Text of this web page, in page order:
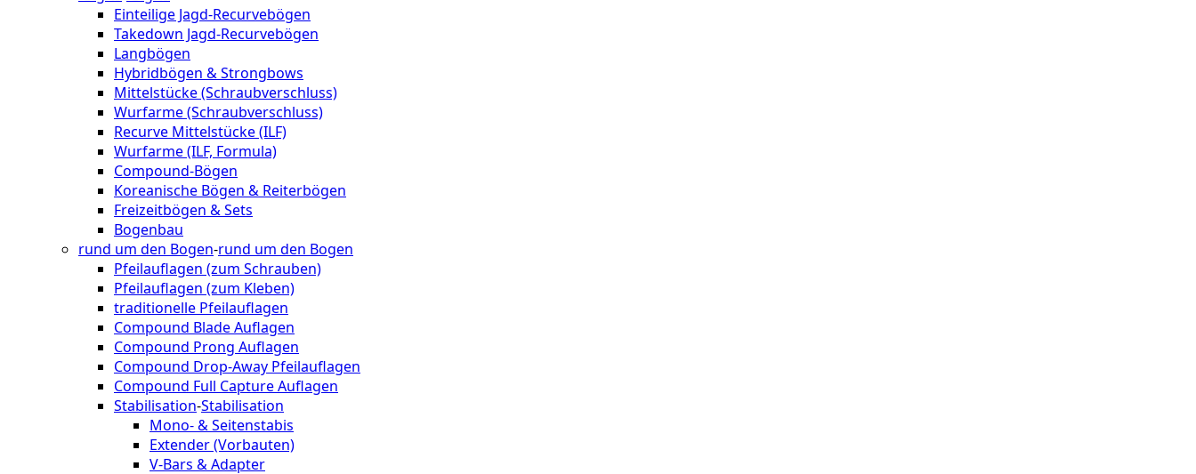
Einteilige Jagd-Recurvebögen
Takedown Jagd-Recurvebögen
Langbögen
Hybridbögen & Strongbows
Mittelstücke (Schraubverschluss)
Wurfarme (Schraubverschluss)
Recurve Mittelstücke (ILF)
Wurfarme (ILF, Formula)
Compound-Bögen
Koreanische Bögen & Reiterbögen
Freizeitbögen & Sets
Bogenbau
rund um den Bogen-rund um den Bogen
Pfeilauflagen (zum Schrauben)
Pfeilauflagen (zum Kleben)
traditionelle Pfeilauflagen
Compound Blade Auflagen
Compound Prong Auflagen
Compound Drop-Away Pfeilauflagen
Compound Full Capture Auflagen
Stabilisation-Stabilisation
Mono- & Seitenstabis
Extender (Vorbauten)
V-Bars & Adapter